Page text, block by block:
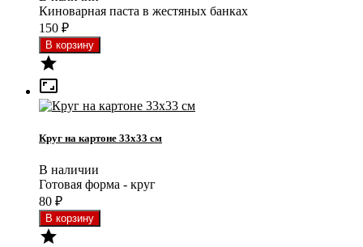
Киноварная паста в жестяных банках
150 ₽


Круг на картоне 33x33 см
В наличии
Готовая форма - круг
80 ₽
